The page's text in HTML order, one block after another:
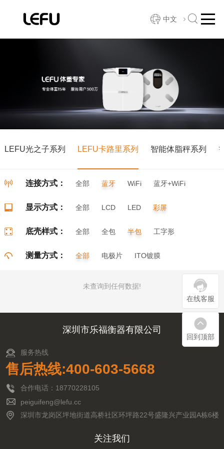
在线客服
回到顶部
中文
LEFU光之子系列 LEFU卡路里系列 智能体脂秤系列
连接方式： 全部 蓝牙 WiFi 蓝牙+WiFi
显示方式： 全部 LCD LED 彩屏
底壳样式： 全部 全包 半包
工字形
测量方式： 全部 电极片 ITO镀膜
未查询到任何数据!
深圳市乐福衡器有限公司
服务热线
售后热线:400-603-5668
合作电话：18770228105
peiguifeng@lefu.cc
深圳市龙岗区坪地街道高桥社区环坪路22号盛隆兴产业园A栋6楼
关注我们